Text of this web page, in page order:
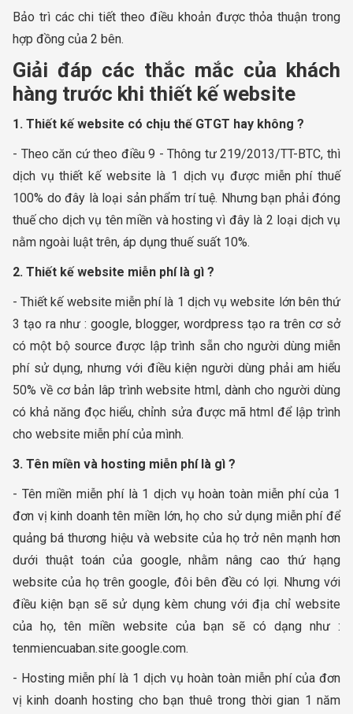
Bảo trì các chi tiết theo điều khoản được thỏa thuận trong
hợp đồng của 2 bên.
Giải đáp các thắc mắc của khách
hàng trước khi thiết kế website
1. Thiết kế website có chịu thế GTGT hay không ?
- Theo căn cứ theo điều 9 - Thông tư 219/2013/TT-BTC, thì
dịch vụ thiết kế website là 1 dịch vụ được miễn phí thuế
100% do đây là loại sản phẩm trí tuệ. Nhưng bạn phải đóng
thuế cho dịch vụ tên miền và hosting vì đây là 2 loại dịch vụ
nằm ngoài luật trên, áp dụng thuế suất 10%.
2. Thiết kế website miễn phí là gì ?
- Thiết kế website miễn phí là 1 dịch vụ website lớn bên thứ
3 tạo ra như : google, blogger, wordpress tạo ra trên cơ sở
có một bộ source được lập trình sẵn cho người dùng miễn
phí sử dụng, nhưng với điều kiện người dùng phải am hiểu
50% về cơ bản lâp trình website html, dành cho người dùng
có khả năng đọc hiểu, chỉnh sửa được mã html để lập trình
cho website miễn phí của mình.
3. Tên miền và hosting miễn phí là gì ?
- Tên miền miễn phí là 1 dịch vụ hoàn toàn miễn phí của 1
đơn vị kinh doanh tên miền lớn, họ cho sử dụng miễn phí để
quảng bá thương hiệu và website của họ trở nên mạnh hơn
dưới thuật toán của google, nhằm nâng cao thứ hạng
website của họ trên google, đôi bên đều có lợi. Nhưng với
điều kiện bạn sẽ sử dụng kèm chung với địa chỉ website
của họ, tên miền website của bạn sẽ có dạng như :
tenmiencuaban.site.google.com.
- Hosting miễn phí là 1 dịch vụ hoàn toàn miễn phí của đơn
vị kinh doanh hosting cho bạn thuê trong thời gian 1 năm